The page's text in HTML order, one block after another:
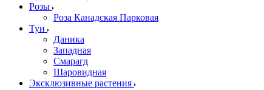
Розы
Роза Канадская Парковая
Туи
Даника
Западная
Смарагд
Шаровидная
Эксклюзивные растения